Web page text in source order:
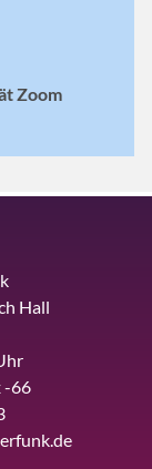
Zoom
Hall
-66